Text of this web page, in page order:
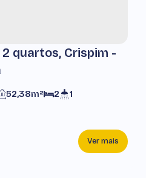
quartos, Crispim -
2 1
52,38m²
Ver mais